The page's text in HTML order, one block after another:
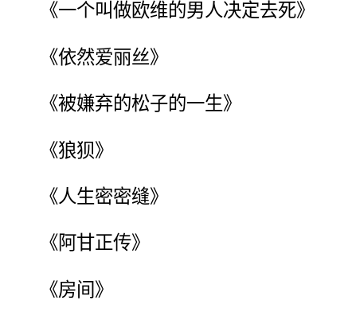
《一个叫做欧维的男人决定去死》
《依然爱丽丝》
《被嫌弃的松子的一生》
《狼狈》
《人生密密缝》
《阿甘正传》
《房间》